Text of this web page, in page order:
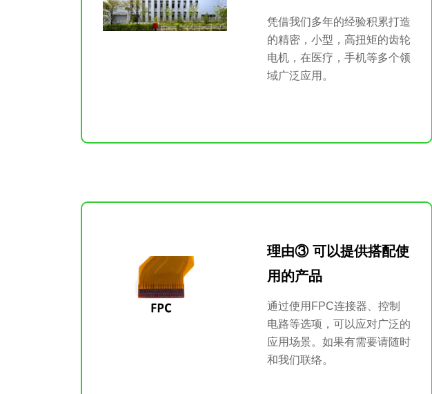
凭借我们多年的经验积累打造
的精密，小型，高扭矩的齿轮
电机，在医疗，手机等多个领
域广泛应用。
理由③ 可以提供搭配使
用的产品
通过使用FPC连接器、控制
电路等选项，可以应对广泛的
应用场景。如果有需要请随时
和我们联络。